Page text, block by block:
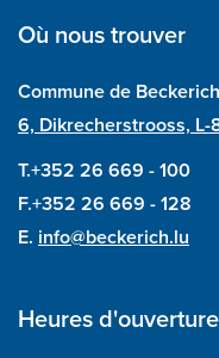
Où nous trouver
Commune de Beckerich
6, Dikrecherstrooss,
T.+352 26 669 - 100
F.+352 26 669 - 128
E. info@beckerich.lu
Heures d'ouverture